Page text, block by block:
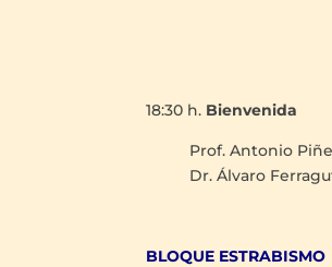
18:30 h. Bienvenida
Prof. Antonio
Dr. Álvaro
BLOQUE ESTRABISMO